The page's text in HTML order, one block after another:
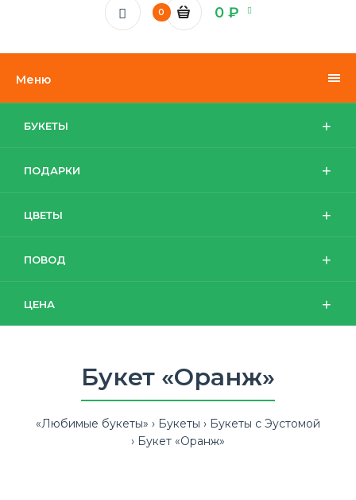
0 0 ₽
Меню
БУКЕТЫ
ПОДАРКИ
ЦВЕТЫ
ПОВОД
ЦЕНА
Букет «Оранж»
«Любимые букеты» Букеты
Букеты с Эустомой
Букет «Оранж»